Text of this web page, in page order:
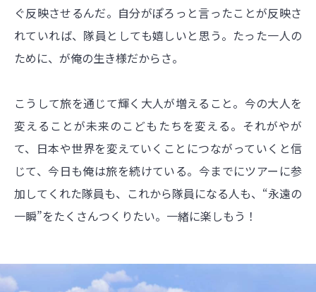
ぐ反映させるんだ。自分がぽろっと言ったことが反映さ
れていれば、隊員としても嬉しいと思う。たった一人の
ために、が俺の生き様だからさ。
こうして旅を通じて輝く大人が増えること。今の大人を
変えることが未来のこどもたちを変える。それがやが
て、日本や世界を変えていくことにつながっていくと信
じて、今日も俺は旅を続けている。今までにツアーに参
加してくれた隊員も、これから隊員になる人も、“永遠の
一瞬”をたくさんつくりたい。一緒に楽しもう！